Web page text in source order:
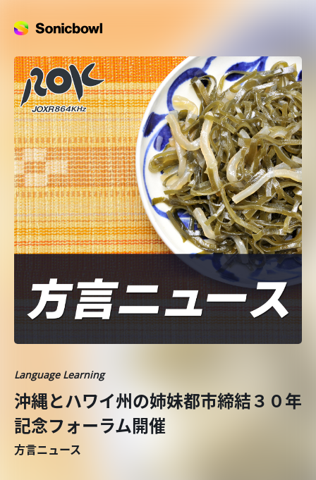
Language Learning
沖縄とハワイ州の姉妹都市締結３０年
記念フォーラム開催
方言ニュース